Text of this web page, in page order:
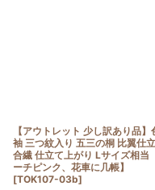
【アウトレット 少し訳あり品】
袖 三つ紋入り 五三の桐 比翼仕
合繊 仕立て上がり Lサイズ相当
ーチピンク、花車に几帳】
[TOK107-03b]